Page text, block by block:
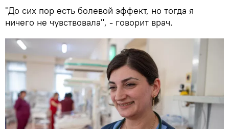
"До сих пор есть болевой эффект, но тогда я
ничего не чувствовала", - говорит врач.